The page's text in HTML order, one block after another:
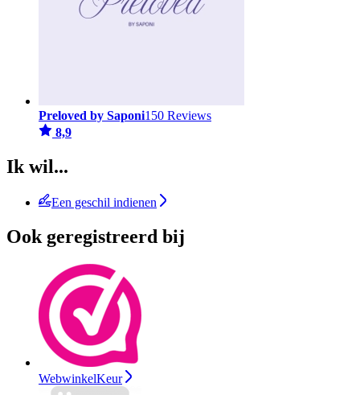
Preloved by Saponi150 Reviews
8,9
Ik wil...
Een geschil indienen
Ook geregistreerd bij
WebwinkelKeur